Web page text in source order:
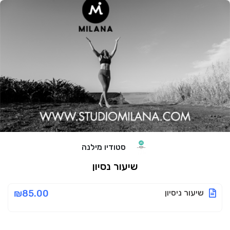
סטודיו מילנה
שיעור נסיון
שיעור ניסיון ₪85.00